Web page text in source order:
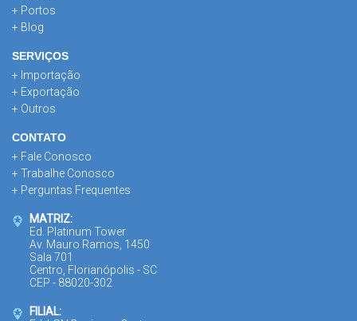
+ Portos
+ Blog
SERVIÇOS
+ Importação
+ Exportação
+ Outros
CONTATO
+ Fale Conosco
+ Trabalhe Conosco
+ Perguntas Frequentes
MATRIZ:
Ed. Platinum Tower
Av. Mauro Ramos, 1450
Sala 701
Centro, Florianópolis - SC
CEP - 88020-302
FILIAL: